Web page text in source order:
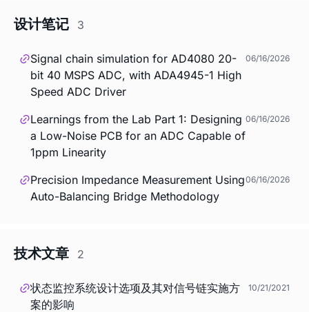
设计笔记 3
Signal chain simulation for AD4080 20-
bit 40 MSPS ADC, with ADA4945-1 High
Speed ADC Driver
06/16/2026
Learnings from the Lab Part 1: Designing
a Low-Noise PCB for an ADC Capable of
1ppm Linearity
06/16/2026
Precision Impedance Measurement Using
Auto-Balancing Bridge Methodology
06/16/2026
技术文章 2
状态监控系统设计选项及其对信号链实施方
案的影响
10/21/2021